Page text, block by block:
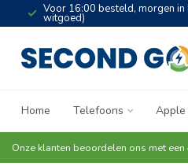
Voor 16:00 besteld, morgen in
witgoed)
Home Telefoons Apple
Onze klanten beoordelen ons met een